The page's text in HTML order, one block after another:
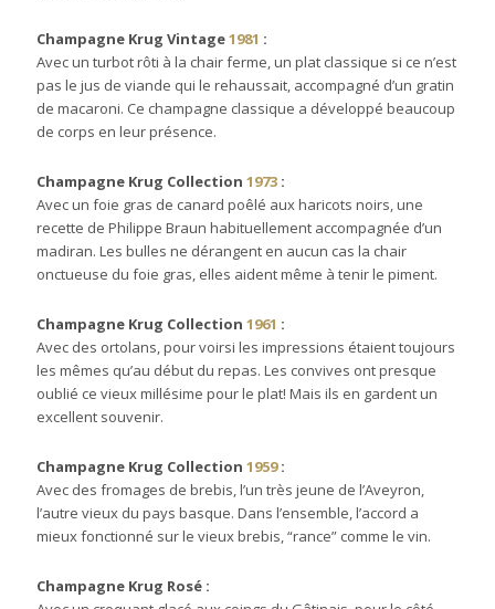
Champagne Krug Vintage1981 :
Avec un turbot rôti à la chair ferme, un plat classique si ce n’est
pas le jus de viande qui le rehaussait, accompagné d’un gratin
de macaroni. Ce champagne classique a développé beaucoup
de corps en leur présence.
Champagne Krug Collection1973 :
Avec un foie gras de canard poêlé aux haricots noirs, une
recette de Philippe Braun habituellement accompagnée d’un
madiran. Les bulles ne dérangent en aucun cas la chair
onctueuse du foie gras, elles aident même à tenir le piment.
Champagne Krug Collection1961 :
Avec des ortolans, pour voirsi les impressions étaient toujours
les mêmes qu’au début du repas. Les convives ont presque
oublié ce vieux millésime pour le plat! Mais ils en gardent un
excellent souvenir.
Champagne Krug Collection1959:
Avec des fromages de brebis, l’un très jeune de l’Aveyron,
l’autre vieux du pays basque. Dans l’ensemble, l’accord a
mieux fonctionné sur le vieux brebis, “rance” comme le vin.
Champagne Krug Rosé :